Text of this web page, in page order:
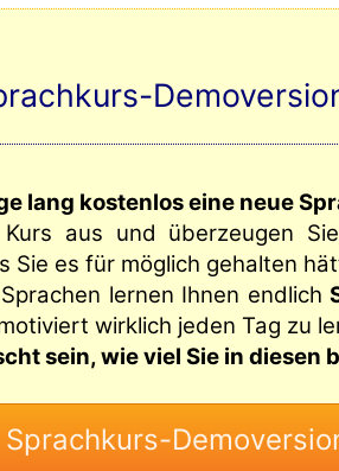
lang kostenlos eine neue
Kurs aus und überzeugen
Sie es für möglich gehalten
lernen Ihnen endlich
wirklich jeden Tag zu
sein, wie viel Sie in diesen